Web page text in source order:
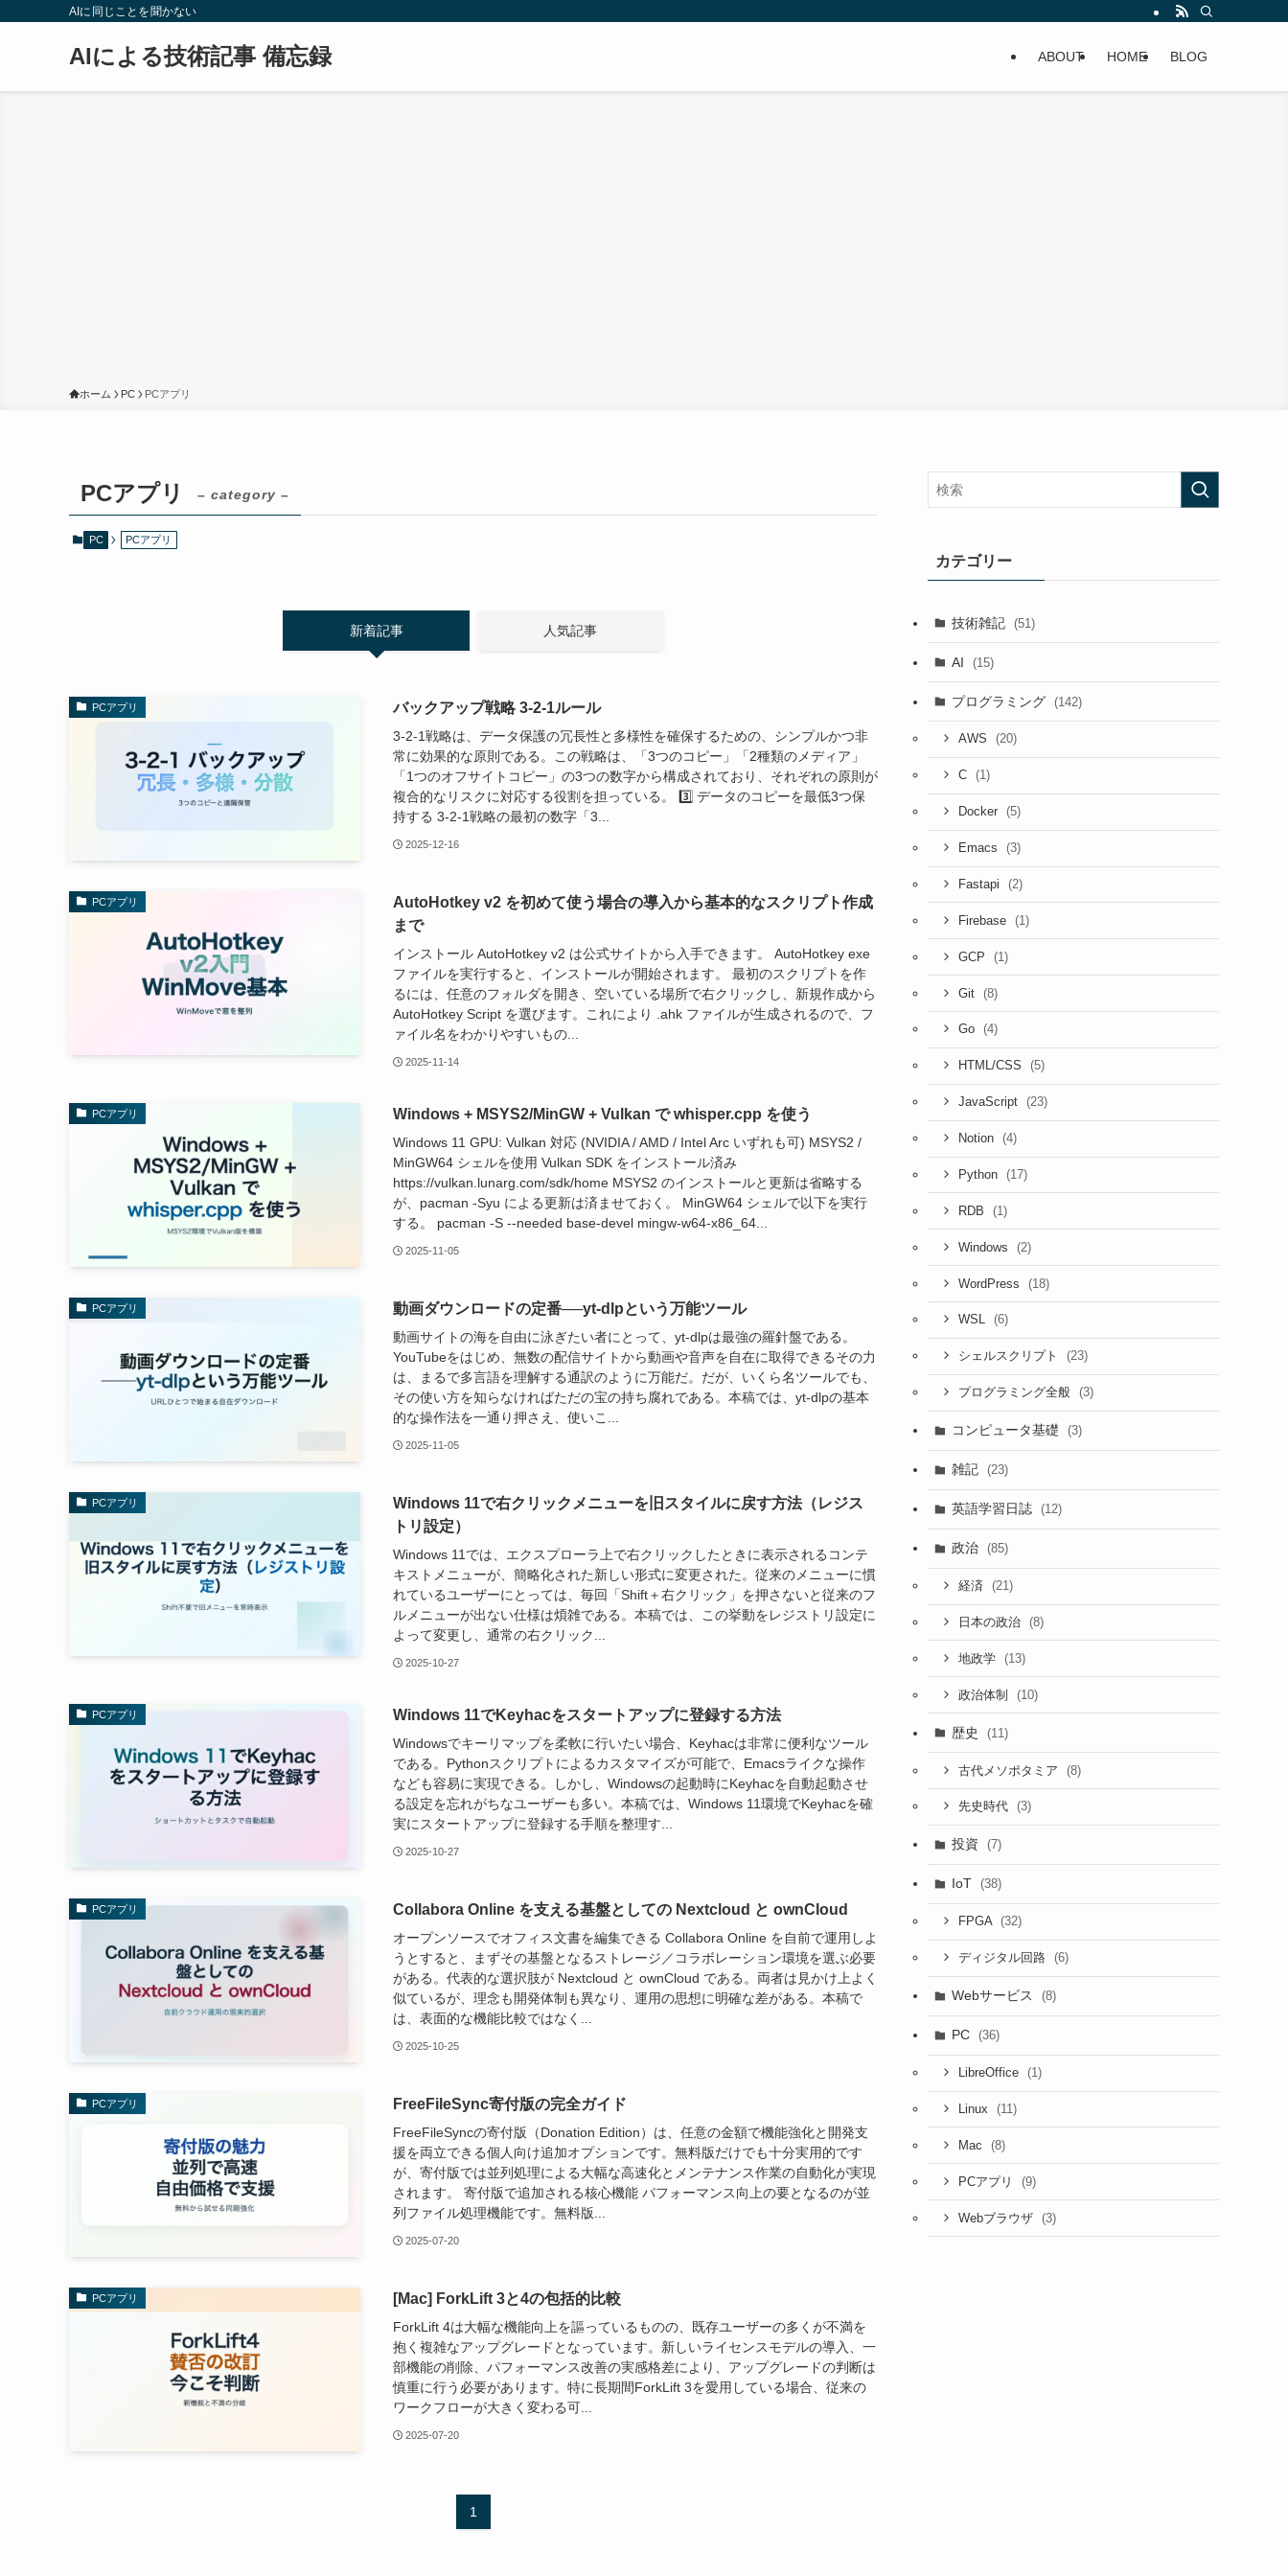
AIに同じことを聞かない
AIによる技術記事 備忘録 ABOUT HOME BLOG
ホーム PC PCアプリ
PCアプリ – category –
PC PCアプリ
新着記事 人気記事
PCアプリ バックアップ戦略 3-2-1ルール
3-2-1戦略は、データ保護の冗長性と多様性を確保するための、シンプルかつ非
常に効果的な原則である。この戦略は、「3つのコピー」「2種類のメディア」
「1つのオフサイトコピー」の3つの数字から構成されており、それぞれの原則が
複合的なリスクに対応する役割を担っている。 3️⃣ データのコピーを最低3つ保
持する 3-2-1戦略の最初の数字「3...
2025-12-16
PCアプリ
AutoHotkey v2 を初めて使う場合の導入から基本的なスクリプト作成
まで
インストール AutoHotkey v2 は公式サイトから入手できます。 AutoHotkey exe
ファイルを実行すると、インストールが開始されます。 最初のスクリプトを作
るには、任意のフォルダを開き、空いている場所で右クリックし、新規作成から
AutoHotkey Script を選びます。これにより .ahk ファイルが生成されるので、フ
ァイル名をわかりやすいもの...
2025-11-14
PCアプリ Windows + MSYS2/MinGW + Vulkan で whisper.cpp を使う
Windows 11 GPU: Vulkan 対応 (NVIDIA / AMD / Intel Arc いずれも可) MSYS2 /
MinGW64 シェルを使用 Vulkan SDK をインストール済み
https://vulkan.lunarg.com/sdk/home MSYS2 のインストールと更新は省略する
が、pacman -Syu による更新は済ませておく。 MinGW64 シェルで以下を実行
する。 pacman -S --needed base-devel mingw-w64-x86_64...
2025-11-05
PCアプリ 動画ダウンロードの定番──yt-dlpという万能ツール
動画サイトの海を自由に泳ぎたい者にとって、yt-dlpは最強の羅針盤である。
YouTubeをはじめ、無数の配信サイトから動画や音声を自在に取得できるその力
は、まるで多言語を理解する通訳のように万能だ。だが、いくら名ツールでも、
その使い方を知らなければただの宝の持ち腐れである。本稿では、yt-dlpの基本
的な操作法を一通り押さえ、使いこ...
2025-11-05
PCアプリ
Windows 11で右クリックメニューを旧スタイルに戻す方法（レジス
トリ設定）
Windows 11では、エクスプローラ上で右クリックしたときに表示されるコンテ
キストメニューが、簡略化された新しい形式に変更された。従来のメニューに慣
れているユーザーにとっては、毎回「Shift＋右クリック」を押さないと従来のフ
ルメニューが出ない仕様は煩雑である。本稿では、この挙動をレジストリ設定に
よって変更し、通常の右クリック...
2025-10-27
PCアプリ Windows 11でKeyhacをスタートアップに登録する方法
Windowsでキーリマップを柔軟に行いたい場合、Keyhacは非常に便利なツール
である。Pythonスクリプトによるカスタマイズが可能で、Emacsライクな操作
なども容易に実現できる。しかし、Windowsの起動時にKeyhacを自動起動させ
る設定を忘れがちなユーザーも多い。本稿では、Windows 11環境でKeyhacを確
実にスタートアップに登録する手順を整理す...
2025-10-27
PCアプリ Collabora Online を支える基盤としての Nextcloud と ownCloud
オープンソースでオフィス文書を編集できる Collabora Online を自前で運用しよ
うとすると、まずその基盤となるストレージ／コラボレーション環境を選ぶ必要
がある。代表的な選択肢が Nextcloud と ownCloud である。両者は見かけ上よく
似ているが、理念も開発体制も異なり、運用の思想に明確な差がある。本稿で
は、表面的な機能比較ではなく...
2025-10-25
PCアプリ FreeFileSync寄付版の完全ガイド
FreeFileSyncの寄付版（Donation Edition）は、任意の金額で機能強化と開発支
援を両立できる個人向け追加オプションです。無料版だけでも十分実用的です
が、寄付版では並列処理による大幅な高速化とメンテナンス作業の自動化が実現
されます。 寄付版で追加される核心機能 パフォーマンス向上の要となるのが並
列ファイル処理機能です。無料版...
2025-07-20
PCアプリ [Mac] ForkLift 3と4の包括的比較
ForkLift 4は大幅な機能向上を謳っているものの、既存ユーザーの多くが不満を
抱く複雑なアップグレードとなっています。新しいライセンスモデルの導入、一
部機能の削除、パフォーマンス改善の実感格差により、アップグレードの判断は
慎重に行う必要があります。特に長期間ForkLift 3を愛用している場合、従来の
ワークフローが大きく変わる可...
2025-07-20
1
カテゴリー
技術雑記 (51)
AI (15)
プログラミング (142)
AWS (20)
C (1)
Docker (5)
Emacs (3)
Fastapi (2)
Firebase (1)
GCP (1)
Git (8)
Go (4)
HTML/CSS (5)
JavaScript (23)
Notion (4)
Python (17)
RDB (1)
Windows (2)
WordPress (18)
WSL (6)
シェルスクリプト (23)
プログラミング全般 (3)
コンピュータ基礎 (3)
雑記 (23)
英語学習日誌 (12)
政治 (85)
経済 (21)
日本の政治 (8)
地政学 (13)
政治体制 (10)
歴史 (11)
古代メソポタミア (8)
先史時代 (3)
投資 (7)
IoT (38)
FPGA (32)
ディジタル回路 (6)
Webサービス (8)
PC (36)
LibreOffice (1)
Linux (11)
Mac (8)
PCアプリ (9)
Webブラウザ (3)